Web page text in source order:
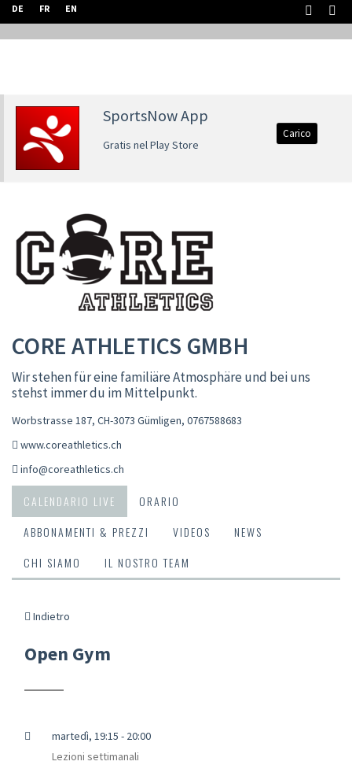
DE FR EN
SportsNow App
Gratis nel Play Store
Carico
CORE ATHLETICS GMBH
Wir stehen für eine familiäre Atmosphäre und bei uns
stehst immer du im Mittelpunkt.
Worbstrasse 187, CH-3073 Gümligen, 0767588683
www.coreathletics.ch
info@coreathletics.ch
CALENDARIO LIVE
ORARIO
ABBONAMENTI & PREZZI
VIDEOS
NEWS
CHI SIAMO
IL NOSTRO TEAM
Indietro
Open Gym
martedì, 19:15 - 20:00
Lezioni settimanali